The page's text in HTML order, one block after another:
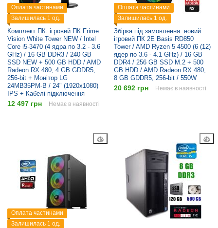
Оплата частинами
Залишилась 1 од.
Комплект ПК: ігровий ПК Frime
Vision White Tower NEW / Intel
Core i5-3470 (4 ядра по 3.2 - 3.6
GHz) / 16 GB DDR3 / 240 GB
SSD NEW + 500 GB HDD / AMD
Radeon RX 480, 4 GB GDDR5,
256-bit + Монітор LG
24MB35PM-B / 24" (1920x1080)
IPS + Кабелі підключення
12 497 грн Немає в наявності
Оплата частинами
Залишилась 1 од.
Збірка під замовлення: новий
ігровий ПК 2E Basis RD850
Tower / AMD Ryzen 5 4500 (6 (12)
ядер по 3.6 - 4.1 GHz) / 16 GB
DDR4 / 256 GB SSD M.2 + 500
GB HDD / AMD Radeon RX 480,
8 GB GDDR5, 256-bit / 550W
20 692 грн Немає в наявності
Оплата частинами
Залишилась 1 од.